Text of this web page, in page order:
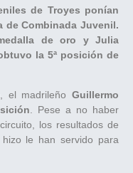
de Troyes ponían
de Combinada Juvenil.
de oro y Julia
la 5ª posición de
, el madrileñoGuillermo
. Pese a no haber
los resultados de
le han servido para